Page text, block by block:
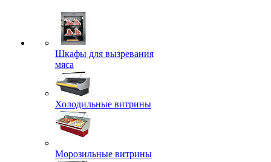
Шкафы для вызревания
мяса
Холодильные витрины
Морозильные витрины